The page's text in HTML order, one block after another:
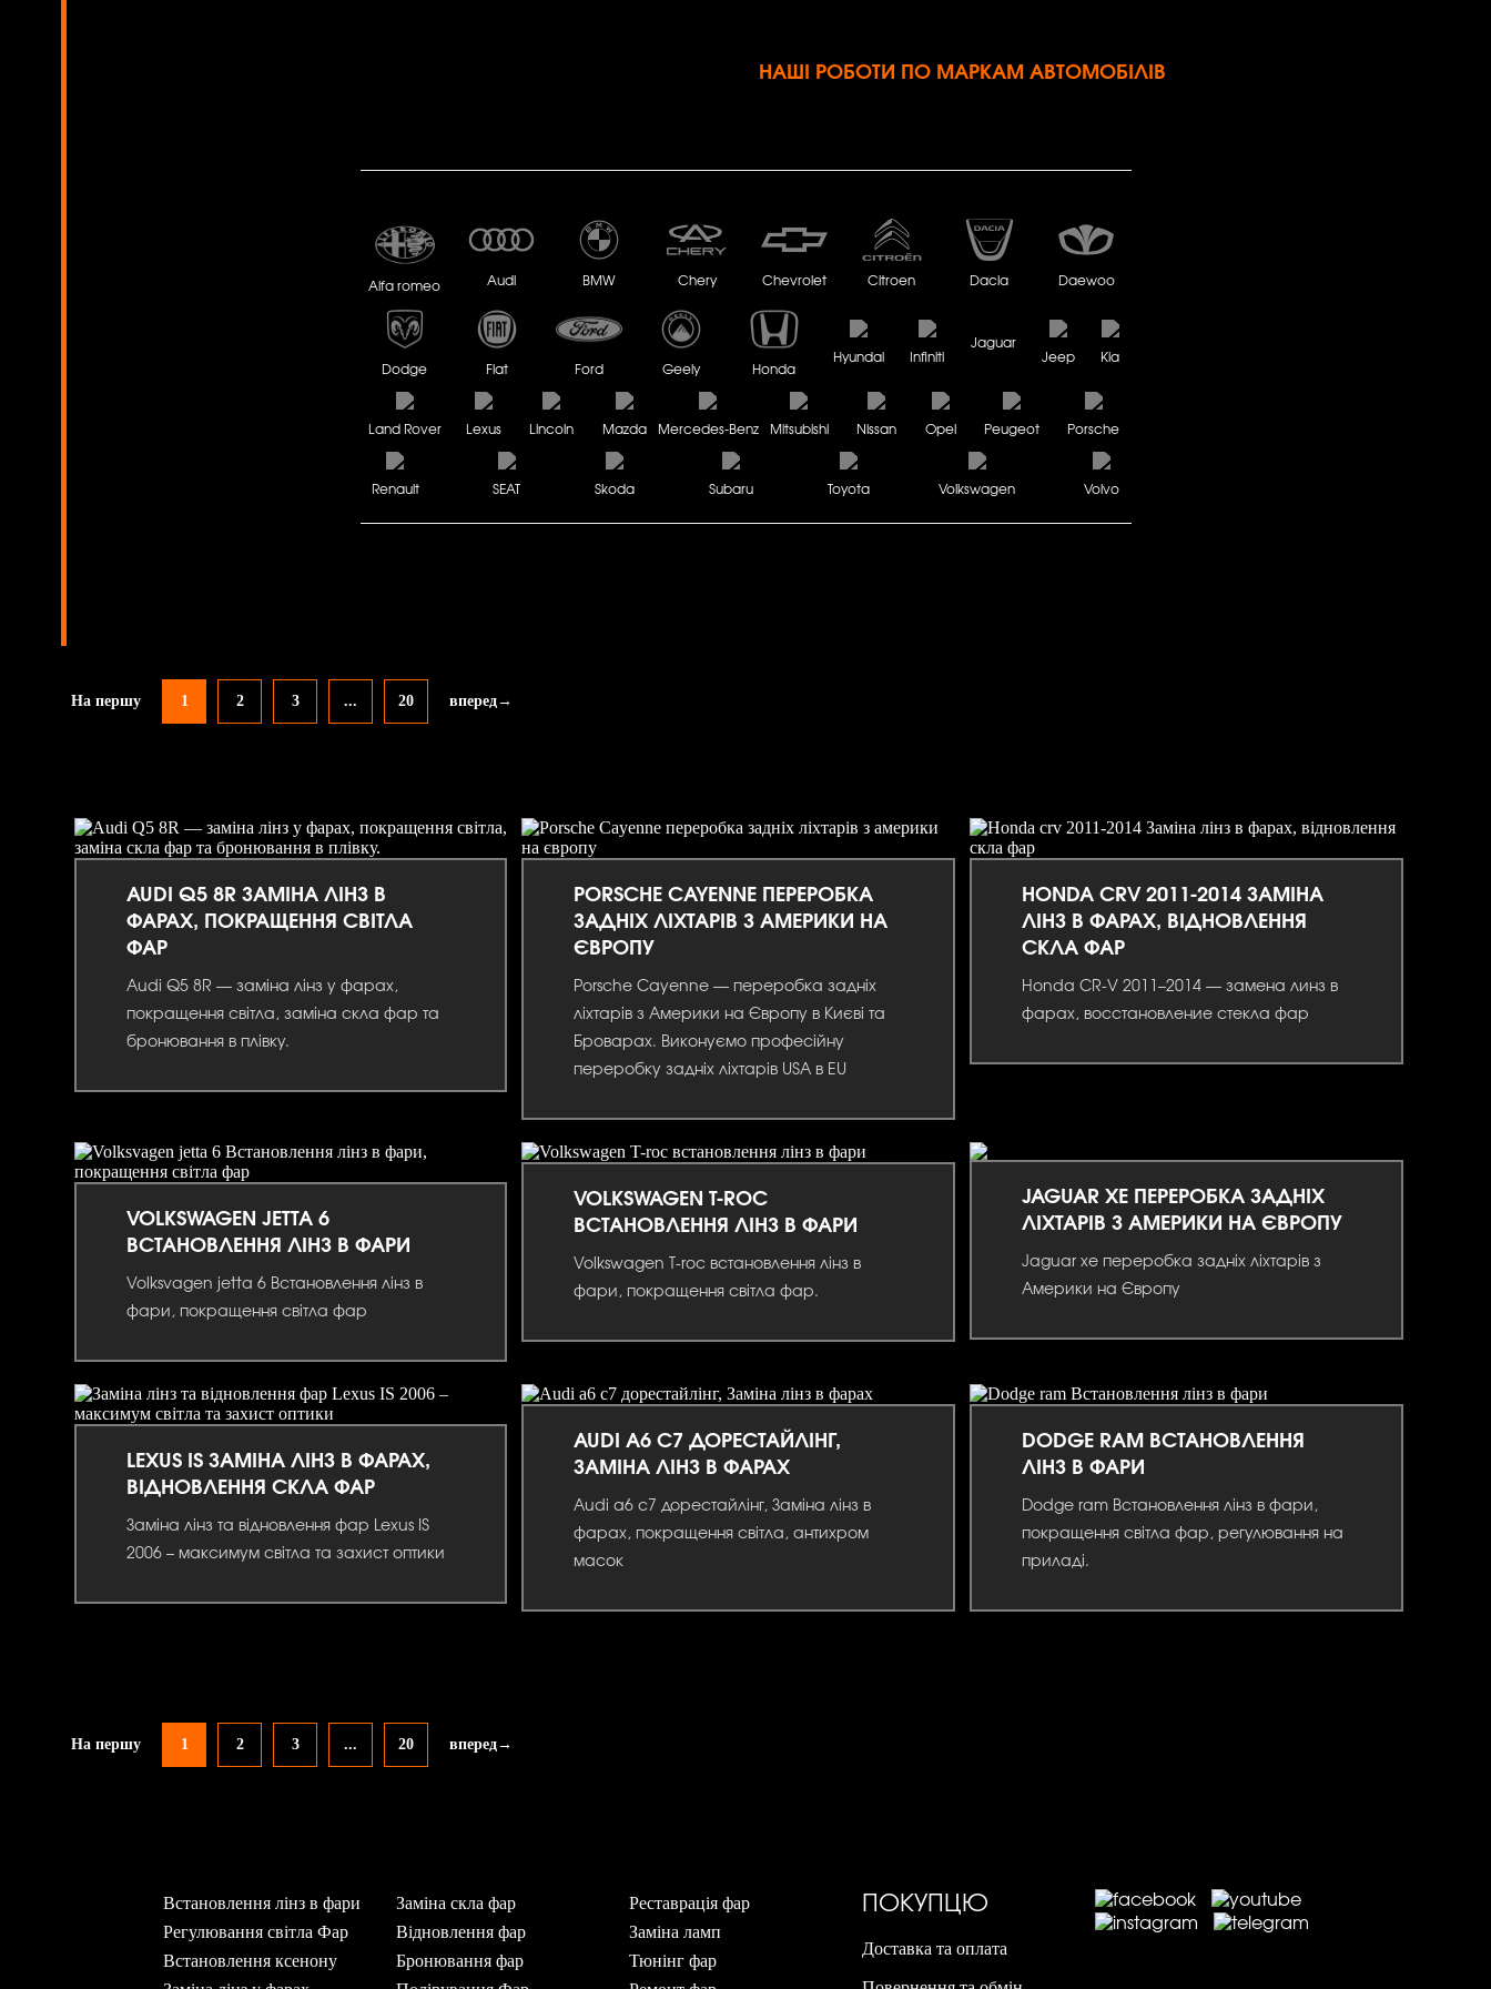
НАШІ РОБОТИ ПО МАРКАМ АВТОМОБІЛІВ
Alfa romeo Audi BMW Chery Chevrolet Citroen Dacia Daewoo
Dodge Fiat Ford Geely Honda
Hyundai Infiniti
Jaguar
Jeep
Kia
Land Rover Lexus Lincoln Mazda Mercedes-Benz Mitsubishi Nissan Opel Peugeot Porsche
Renault SEAT Skoda Subaru Toyota Volkswagen Volvo
На першу 1 2 3 ... 20 вперед→
AUDI Q5 8R ЗАМІНА ЛІНЗ В
ФАРАХ, ПОКРАЩЕННЯ СВІТЛА
ФАР
Audi Q5 8R — заміна лінз у фарах,
покращення світла, заміна скла фар та
бронювання в плівку.
PORSCHE CAYENNE ПЕРЕРОБКА
ЗАДНІХ ЛІХТАРІВ З АМЕРИКИ НА
ЄВРОПУ
Porsche Cayenne — переробка задніх
ліхтарів з Америки на Європу в Києві та
Броварах. Виконуємо професійну
переробку задніх ліхтарів USA в EU
HONDA CRV 2011-2014 ЗАМІНА
ЛІНЗ В ФАРАХ, ВІДНОВЛЕННЯ
СКЛА ФАР
Honda CR-V 2011–2014 — замена линз в
фарах, восстановление стекла фар
VOLKSWAGEN JETTA 6
ВСТАНОВЛЕННЯ ЛІНЗ В ФАРИ
Volksvagen jetta 6 Встановлення лінз в
фари, покращення світла фар
VOLKSWAGEN T-ROC
ВСТАНОВЛЕННЯ ЛІНЗ В ФАРИ
Volkswagen T-roc встановлення лінз в
фари, покращення світла фар.
JAGUAR XE ПЕРЕРОБКА ЗАДНІХ
ЛІХТАРІВ З АМЕРИКИ НА ЄВРОПУ
Jaguar xe переробка задніх ліхтарів з
Америки на Європу
LEXUS IS ЗАМІНА ЛІНЗ В ФАРАХ,
ВІДНОВЛЕННЯ СКЛА ФАР
Заміна лінз та відновлення фар Lexus IS
2006 – максимум світла та захист оптики
AUDI A6 C7 ДОРЕСТАЙЛІНГ,
ЗАМІНА ЛІНЗ В ФАРАХ
Audi a6 c7 дорестайлінг, Заміна лінз в
фарах, покращення світла, антихром
масок
DODGE RAM ВСТАНОВЛЕННЯ
ЛІНЗ В ФАРИ
Dodge ram Встановлення лінз в фари,
покращення світла фар, регулювання на
приладі.
На першу 1 2 3 ... 20 вперед→
Встановлення лінз в фари
Регулювання світла Фар
Встановлення ксенону
Заміна скла фар
Відновлення фар
Бронювання фар
Реставрація фар
Заміна ламп
Тюнінг фар
ПОКУПЦЮ
Доставка та оплата